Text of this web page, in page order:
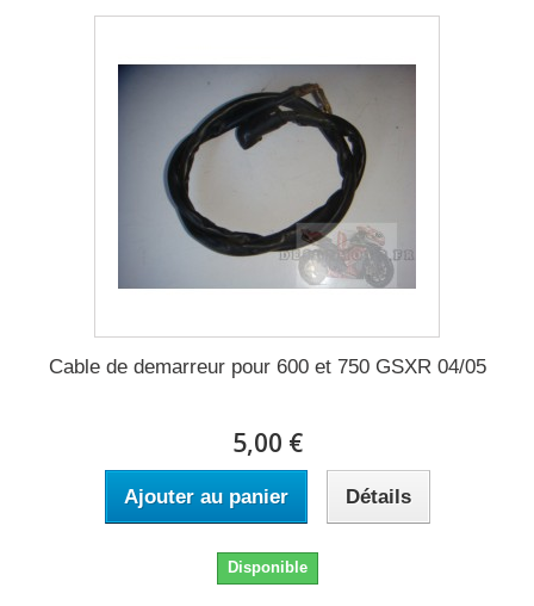
Cable de demarreur pour 600 et 750 GSXR 04/05
5,00 €
Ajouter au panier Détails
Disponible